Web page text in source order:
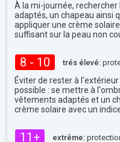
À la mi-journée,
adaptés, un chapeau ainsi
appliquer une crème
suffisant sur la peau non
8 - 10 trés élevé:
Éviter de rester à
possible : se mettre à
vêtements adaptés et un
crème solaire avec un
11+ extrême: